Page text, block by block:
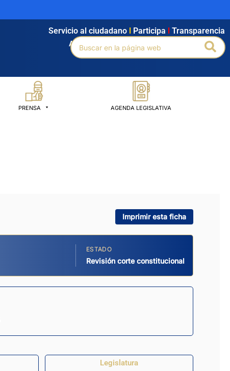
Agendamiento Intranet Búsqueda avanzada
Servicio al ciudadano Participa Transparencia
Buscar
por:
PRENSA AGENDA LEGISLATIVA
Imprimir esta ficha
ESTADO
Revisión corte constitucional
Legislatura